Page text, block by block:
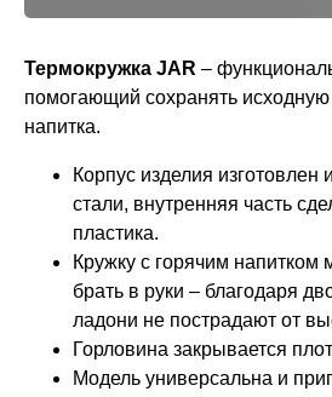
Термокружка JAR –
помогающий сохранять
напитка.
Корпус изделия
стали, внутренняя часть
пластика.
Кружку с горячим напитком
брать в руки – благодаря
ладони не пострадают от
Горловина закрывается
Модель универсальна и